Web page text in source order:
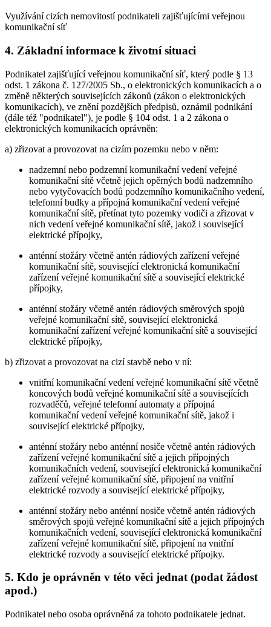
Využívání cizích nemovitostí podnikateli zajišťujícími veřejnou
komunikační síť
4. Základní informace k životní situaci
Podnikatel zajišťující veřejnou komunikační síť, který podle § 13
odst. 1 zákona č. 127/2005 Sb., o elektronických komunikacích a o
změně některých souvisejících zákonů (zákon o elektronických
komunikacích), ve znění pozdějších předpisů, oznámil podnikání
(dále též "podnikatel"), je podle § 104 odst. 1 a 2 zákona o
elektronických komunikacích oprávněn:
a) zřizovat a provozovat na cizím pozemku nebo v něm:
nadzemní nebo podzemní komunikační vedení veřejné
komunikační sítě včetně jejich opěrných bodů nadzemního
nebo vytyčovacích bodů podzemního komunikačního vedení,
telefonní budky a přípojná komunikační vedení veřejné
komunikační sítě, přetínat tyto pozemky vodiči a zřizovat v
nich vedení veřejné komunikační sítě, jakož i související
elektrické přípojky,
anténní stožáry včetně antén rádiových zařízení veřejné
komunikační sítě, související elektronická komunikační
zařízení veřejné komunikační sítě a související elektrické
přípojky,
anténní stožáry včetně antén rádiových směrových spojů
veřejné komunikační sítě, související elektronická
komunikační zařízení veřejné komunikační sítě a související
elektrické přípojky,
b) zřizovat a provozovat na cizí stavbě nebo v ní:
vnitřní komunikační vedení veřejné komunikační sítě včetně
koncových bodů veřejné komunikační sítě a souvisejících
rozvaděčů, veřejné telefonní automaty a přípojná
komunikační vedení veřejné komunikační sítě, jakož i
související elektrické přípojky,
anténní stožáry nebo anténní nosiče včetně antén rádiových
zařízení veřejné komunikační sítě a jejich přípojných
komunikačních vedení, související elektronická komunikační
zařízení veřejné komunikační sítě, připojení na vnitřní
elektrické rozvody a související elektrické přípojky,
anténní stožáry nebo anténní nosiče včetně antén rádiových
směrových spojů veřejné komunikační sítě a jejich přípojných
komunikačních vedení, související elektronická komunikační
zařízení veřejné komunikační sítě, připojení na vnitřní
elektrické rozvody a související elektrické přípojky.
5. Kdo je oprávněn v této věci jednat (podat žádost
apod.)
Podnikatel nebo osoba oprávněná za tohoto podnikatele jednat.